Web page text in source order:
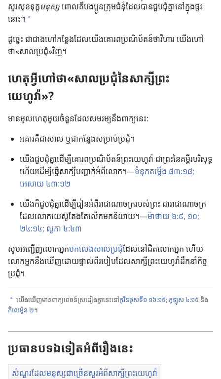
សួរ​សុខ​ទុក្ខ​មនុស្សពោល​គឺ​បង​ប្អូន​ក្រុម​ជំនុំ​ដែល​បាន​ជួប​ជុំ​គ្នា​នៅ​ក្នុង​ផ្ទះ​
នោះ។ a
ដូច្នេះ ជា​ជាង​ហៅ​កន្លែង​ដែល​យើង​គោរព​ប្រណិប័តន៍​ថា​វិហារ យើង​ហៅ​
ថា«សាល​ប្រជុំ»វិញ។
ហេតុ​អ្វី​ហៅ​ថា«សាល​ប្រជុំ​នៃ​សាក្សី​ព្រះ​
យេហូវ៉ា»?
មាន​មូលហេតុ​មួយ​ចំនួន​ដែល​សមរម្យ​នឹង​ពាក្យ​នេះ:
អគារ​គឺ​ជា​សាល ឬ​ជា​កន្លែង​សម្រាប់​ប្រជុំ។
យើង​ជួប​ជុំ​គ្នា​ដើម្បី​គោរព​ប្រណិប័តន៍​ព្រះ​យេហូវ៉ា ជា​ព្រះ​នៃ​គម្ពីរ​បរិសុទ្ធ
ហើយ​ដើម្បី​ធ្វើ​សាក្សី​បញ្ជាក់​អំពី​លោក។—ទំនុក​តម្កើង ៨៣:១៨;
អេសាយ ៤៣:១២
យើង​ក៏​ជួប​ជុំ​គ្នា​ដើម្បី​រៀន​អំពី​រាជាណាចក្រ​របស់​ព្រះ ជា​រាជាណាចក្រ​
ដែល​លោក​យេស៊ូ​តែង​តែ​លើក​មក​និយាយ។—ម៉ាថាយ ៦:៩, ១០;
២៤:១៤; លូកា ៤:៤៣
សូម​អញ្ជើញ​លោក​អ្នកមក​លេង​សាល​ប្រជុំដែល​នៅ​ជិត​លោក​អ្នក ហើយ​
លោក​អ្នក​នឹង​ឃើញ​ដោយ​ផ្ទាល់​ពី​របៀប​ដែល​សាក្សី​ព្រះ​យេហូវ៉ា​ដឹក​នាំ​កិច្ច​
ប្រជុំ។
a យើង​ឃើញ​មាន​ពាក្យ​ពេចន៍​ស្រដៀង​គ្នា​នេះ​នៅ​កូរិនថូស​ទី​១ ១៦:១៩; កូឡុស ៤:១៥ និង​
ភីលេម៉ូន ២។
ប្រធានបទឯទៀតអំពីរឿងនេះ
សំណួរដែលមនុស្សជាច្រើនសួរអំពីសាក្សីព្រះយេហូវ៉ា